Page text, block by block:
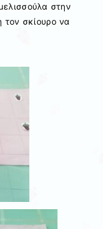
στην
τον σκίουρο να